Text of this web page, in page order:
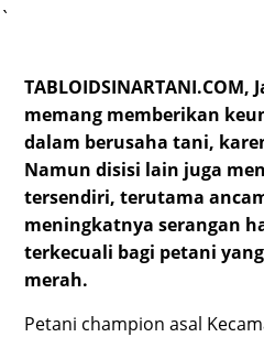
`
memang memberikan
dalam berusaha tani,
Namun disisi lain juga
tersendiri, terutama
meningkatnya serangan
terkecuali bagi petani
merah.
Petani champion asal